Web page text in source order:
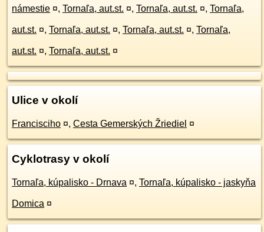
námestie ¤, Tornaľa, aut.st. ¤, Tornaľa, aut.st. ¤, Tornaľa,
aut.st. ¤, Tornaľa, aut.st. ¤, Tornaľa, aut.st. ¤, Tornaľa,
aut.st. ¤, Tornaľa, aut.st. ¤
Ulice v okolí
Francisciho ¤, Cesta Gemerských Žriediel ¤
Cyklotrasy v okolí
Tornaľa, kúpalisko - Drnava ¤, Tornaľa, kúpalisko - jaskyňa
Domica ¤